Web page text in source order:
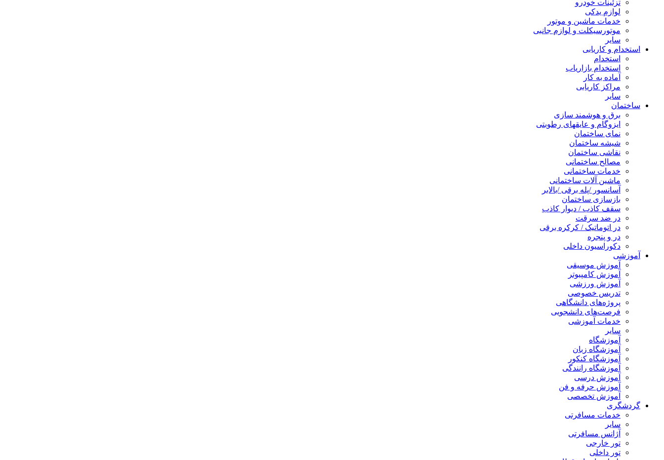
تزئینات خودرو
لوازم یدکی
خدمات ماشین و موتور
موتورسیکلت و لوازم جانبی
سایر
استخدام و کاریابی
استخدام
استخدام بازاریاب
آماده به کار
مراکز کاریابی
سایر
ساختمان
برق و هوشمند سازی
ایزوگام و عایقهای رطوبتی
نمای ساختمان
شیشه ساختمان
نقاشی ساختمان
مصالح ساختمانی
خدمات ساختمانی
ماشین آلات ساختمانی
آسانسور /پله برقی /بالابر
بازسازی ساختمان
سقف کاذب / دیوار کاذب
در ضد سرقت
در اتوماتیک / کرکره برقی
در و پنجره
دکوراسیون داخلی
آموزشی
آموزش موسیقی
آموزش کامپیوتر
آموزش ورزشی
تدریس خصوصی
پروژه‌های دانشگاهی
فرصت‌های دانشجویی
خدمات آموزشی
سایر
آموزشگاه
آموزشگاه زبان
آموزشگاه کنکور
آموزشگاه رانندگی
آموزش درسی
آموزش حرفه و فن
آموزش تخصصی
گردشگری
خدمات مسافرتی
سایر
آژانس مسافرتی
تور خارجی
تور داخلی